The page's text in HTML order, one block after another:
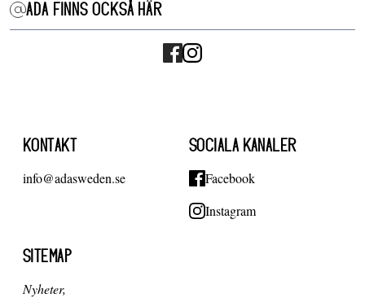
ADA FINNS OCKSÅ HÄR
KONTAKT
info@adasweden.se
SOCIALA KANALER
Facebook
Instagram
SITEMAP
Nyheter